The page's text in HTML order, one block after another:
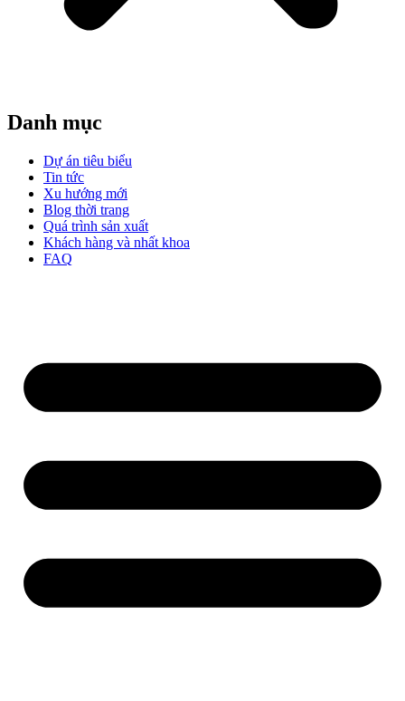
Danh mục
Dự án tiêu biểu
Tin tức
Xu hướng mới
Blog thời trang
Quá trình sản xuất
Khách hàng và nhất khoa
FAQ